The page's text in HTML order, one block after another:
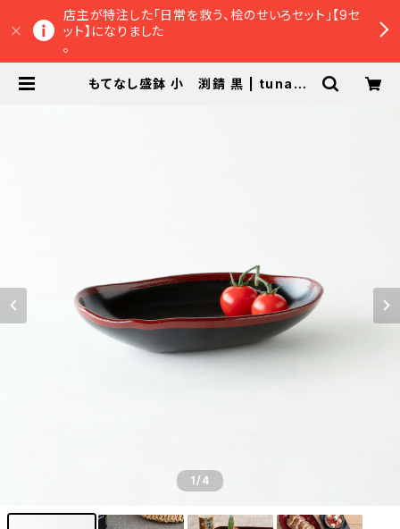
店主が特注した「日常を救う、桧のせいろセット」【9セ
ット】になりました
。
もてなし盛鉢 小 渕錆 黒 | tunagu
1/4